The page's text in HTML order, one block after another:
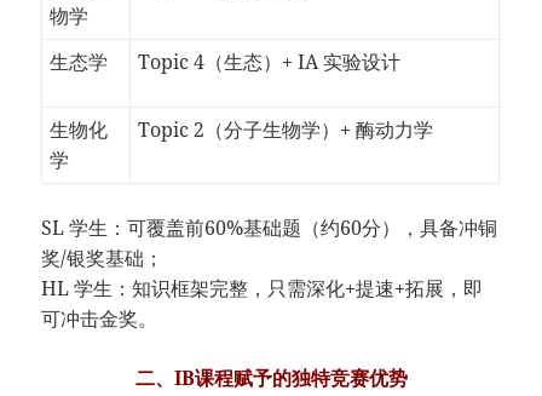
物学
生态学 Topic 4（生态）+ IA 实验设计
生物化
学
Topic 2（分子生物学）+ 酶动力学
SL 学生：可覆盖前60%基础题（约60分），具备冲铜
奖/银奖基础；
HL 学生：知识框架完整，只需深化+提速+拓展，即
可冲击金奖。
二、IB课程赋予的独特竞赛优势